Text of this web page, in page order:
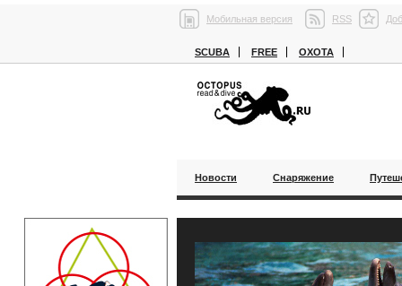
Мобильная версия RSS
SCUBA FREE ОХОТА
Новости Снаряжение